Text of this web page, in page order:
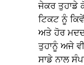
ਜੇਕਰ ਤੁਹਾਡੇ
ਟਿਕਟ ਨੂੰ
ਅਤੇ ਹੋਰ
ਤੁਹਾਨੂੰ ਅਜੇ
ਸਾਡੇ ਨਾਲ